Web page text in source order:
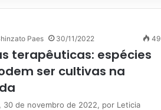
Paes 30/11/2022 49
terapêuticas: espécies
ser cultivas na
30 de novembro de 2022, por Leticia